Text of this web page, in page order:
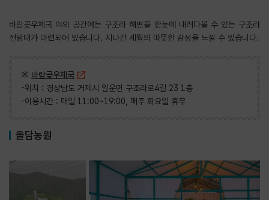
바람곶우체국 야외 공간에는 구조라 해변을 한눈에 내려다볼 수 있는 구조라
전망대가 마련되어 있습니다. 지나간 세월의 따뜻한 감성을 느낄 수 있습니다.
※ 바람곶우체국
-위치 : 경상남도 거제시 일운면 구조라로4길 23 1층
-이용시간 : 매일 11:00~19:00, 매주 화요일 휴무
올담농원